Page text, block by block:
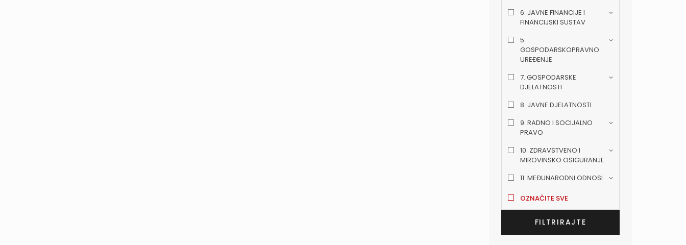
6. JAVNE FINANCIJE I
FINANCIJSKI SUSTAV
5.
GOSPODARSKOPRAVNO
UREĐENJE
7. GOSPODARSKE
DJELATNOSTI
8. JAVNE DJELATNOSTI
9. RADNO I SOCIJALNO
PRAVO
10. ZDRAVSTVENO I
MIROVINSKO OSIGURANJE
11. MEĐUNARODNI ODNOSI
OZNAČITE SVE